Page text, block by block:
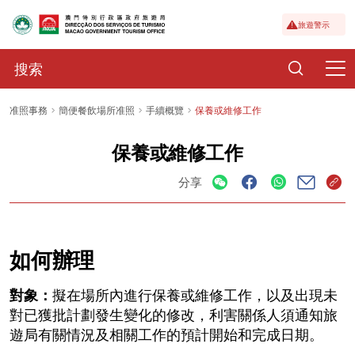
旅遊警示
准照事務 簡便餐飲場所准照 手續概覽 保養或維修工作
保養或維修工作
分享
如何辦理
對象： 擬在場所內進行保養或維修工作，以及出現未
對已獲批計劃發生變化的修改，利害關係人須通知旅
遊局有關情況及相關工作的預計開始和完成日期。